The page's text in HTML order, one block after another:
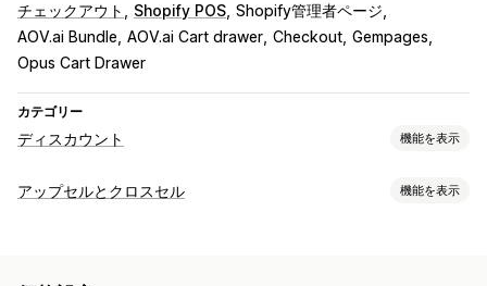
チェックアウト Shopify POS Shopify管理者ページ
AOV.ai Bundle AOV.ai Cart drawer Checkout Gempages
Opus Cart Drawer
カテゴリー
ディスカウント 機能を表示
ディスカウントの種類
アップセルとクロスセル 機能を表示